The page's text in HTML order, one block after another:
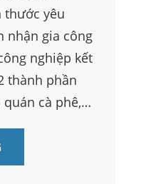
thước yêu
nhận gia công
nghiệp kết
thành phần
cà phê,…